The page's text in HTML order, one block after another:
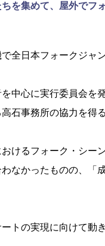
ちを集めて、屋外でフ
全日本フォークジャ
中心に実行委員会を
石事務所の協力を得
けるフォーク・シー
わなかったものの、「
トの実現に向けて動